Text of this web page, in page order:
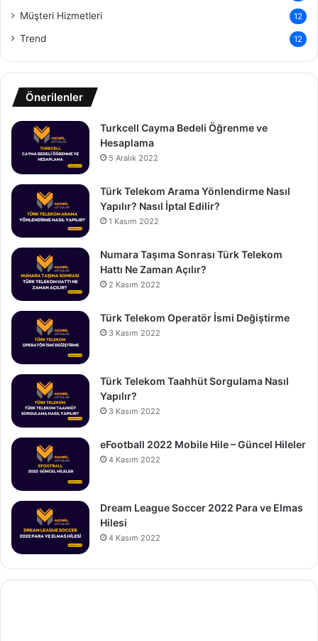
Müşteri Hizmetleri 12
Trend 12
Önerilenler
Turkcell Cayma Bedeli Öğrenme ve
Hesaplama
5 Aralık 2022
Türk Telekom Arama Yönlendirme Nasıl
Yapılır? Nasıl İptal Edilir?
1 Kasım 2022
Numara Taşıma Sonrası Türk Telekom
Hattı Ne Zaman Açılır?
2 Kasım 2022
Türk Telekom Operatör İsmi Değiştirme
3 Kasım 2022
Türk Telekom Taahhüt Sorgulama Nasıl
Yapılır?
3 Kasım 2022
eFootball 2022 Mobile Hile – Güncel Hileler
4 Kasım 2022
Dream League Soccer 2022 Para ve Elmas
Hilesi
4 Kasım 2022